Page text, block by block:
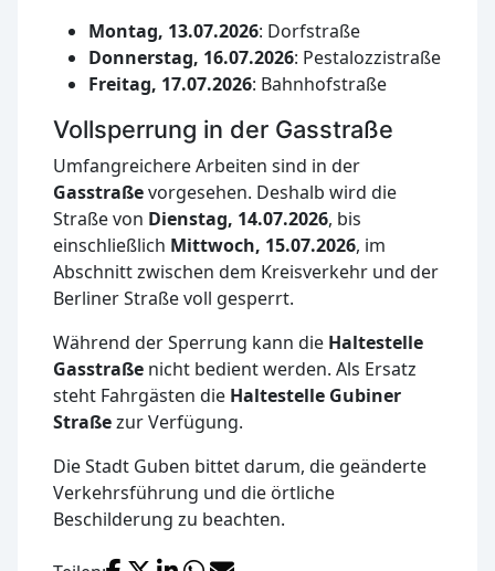
Montag, 13.07.2026: Dorfstraße
Donnerstag, 16.07.2026: Pestalozzistraße
Freitag, 17.07.2026: Bahnhofstraße
Vollsperrung in der Gasstraße
Umfangreichere Arbeiten sind in der
Gasstraßevorgesehen. Deshalb wird die
Straße von Dienstag, 14.07.2026, bis
einschließlich Mittwoch, 15.07.2026, im
Abschnitt zwischen dem Kreisverkehr und der
Berliner Straße voll gesperrt.
Während der Sperrung kann die Haltestelle
Gasstraße nicht bedient werden. Als Ersatz
steht Fahrgästen die Haltestelle Gubiner
Straßezur Verfügung.
Die Stadt Guben bittet darum, die geänderte
Verkehrsführung und die örtliche
Beschilderung zu beachten.